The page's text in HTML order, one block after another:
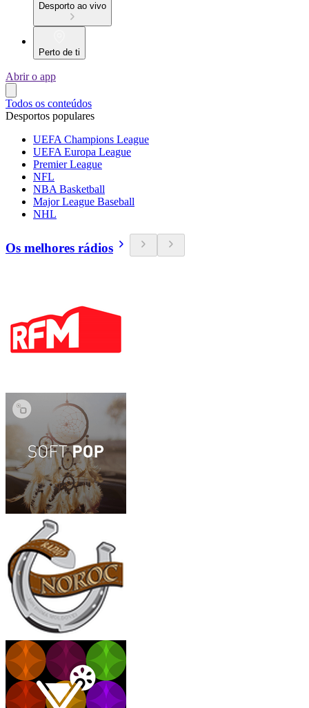
Desporto ao vivo
Perto de ti
Abrir o app
Todos os conteúdos
Desportos populares
UEFA Champions League
UEFA Europa League
Premier League
NFL
NBA Basketball
Major League Baseball
NHL
Os melhores rádios